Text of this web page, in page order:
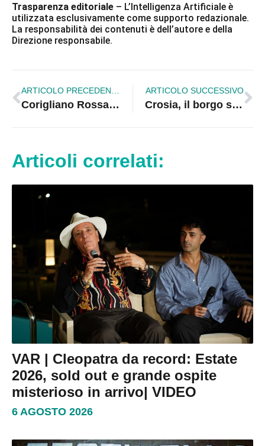
Trasparenza editoriale – L’Intelligenza Artificiale è
utilizzata esclusivamente come supporto redazionale.
La responsabilità dei contenuti è dell’autore e della
Direzione responsabile.
Corigliano Rossano, furto chirurgico nell’abitazione di un avvocato: via cassaforte e chiavi dell’auto
ARTICOLO SUCCESSIVO
Crosia, il borgo si riempie di nasi rossi |VIDEO
Articoli correlati:
VAR | Cleopatra da record: Estate
2026, sold out e grande ospite
misterioso in arrivo| VIDEO
6 AGOSTO 2026